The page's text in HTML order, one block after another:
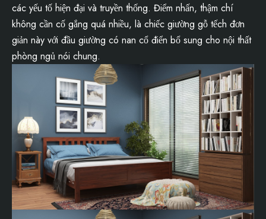
các yếu tố hiện đại và truyền thống. Điểm nhấn, thậm chí
không cần cố gắng quá nhiều, là chiếc giường gỗ tếch đơn
giản này với đầu giường có nan cổ điển bổ sung cho nội thất
phòng ngủ nói chung.